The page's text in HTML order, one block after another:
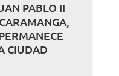
PABLO II
CIUDAD